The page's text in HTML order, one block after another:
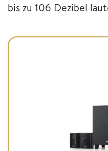
bis zu 106 Dezibel